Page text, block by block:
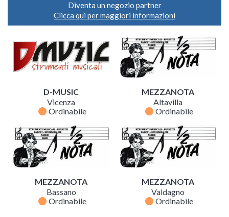
Diventa un negozio partner
Clicca qui per maggiori informazioni
D-MUSIC
Vicenza
fiber_manual_record Ordinabile
MEZZANOTA
Altavilla
fiber_manual_record Ordinabile
MEZZANOTA
Bassano
fiber_manual_record Ordinabile
MEZZANOTA
Valdagno
fiber_manual_record Ordinabile